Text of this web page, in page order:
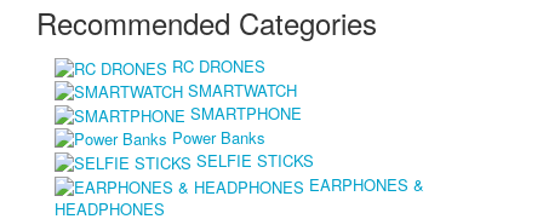
Recommended Categories
RC DRONES
SMARTWATCH
SMARTPHONE
Power Banks
SELFIE STICKS
EARPHONES &
HEADPHONES